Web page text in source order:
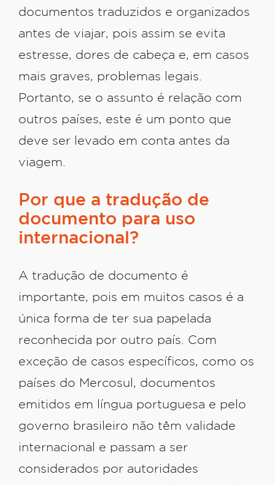
documentos traduzidos e organizados
antes de viajar, pois assim se evita
estresse, dores de cabeça e, em casos
mais graves, problemas legais.
Portanto, se o assunto é relação com
outros países, este é um ponto que
deve ser levado em conta antes da
viagem.
Por que a tradução de
documento para uso
internacional?
A tradução de documento é
importante, pois em muitos casos é a
única forma de ter sua papelada
reconhecida por outro país. Com
exceção de casos específicos, como os
países do Mercosul, documentos
emitidos em língua portuguesa e pelo
governo brasileiro não têm validade
internacional e passam a ser
considerados por autoridades